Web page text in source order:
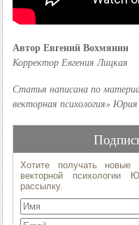
Автор Евгений Вохмянин
Корректор Евгения Лицкая
Статья написана по
векторная психология» Юрия